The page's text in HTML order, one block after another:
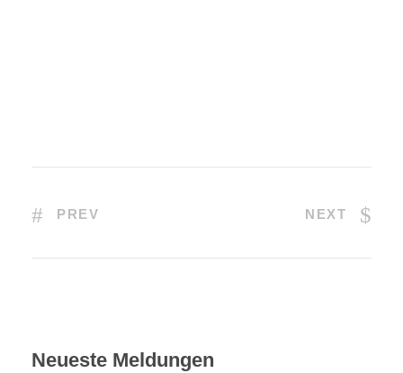
PREV NEXT
Neueste Meldungen